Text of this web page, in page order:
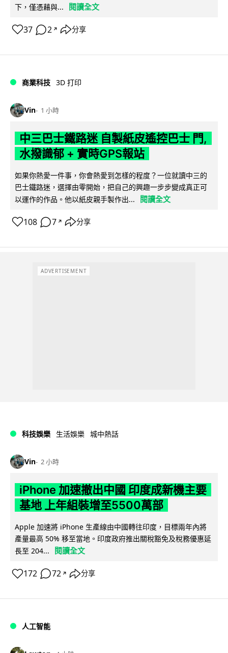
下，僅憑藉與...
閱讀全文
37 2 ↗ 分享
商業科技 3D 打印
Vin 1 小時
中三巴士鐵路迷 自製紙皮遙控巴士 門,
水撥識郁 + 實時GPS報站
如果你熱愛一件事，你會熱愛到怎樣的程度？一位就讀中三的
巴士鐵路迷，選擇由零開始，把自己的興趣一步步變成真正可
以運作的作品。他以紙皮親手製作出...
閱讀全文
108 7 ↗ 分享
ADVERTISEMENT
科技娛樂 生活娛樂 城中熱話
Vin 2 小時
iPhone 加速撤出中國 印度成新機主要
基地 上年組裝增至5500萬部
Apple 加速將 iPhone 生產線由中國轉往印度，目標兩年內將
產量最高 50% 移至當地。印度政府推出關稅豁免及稅務優惠延
長至 204...
閱讀全文
172 72 ↗ 分享
人工智能